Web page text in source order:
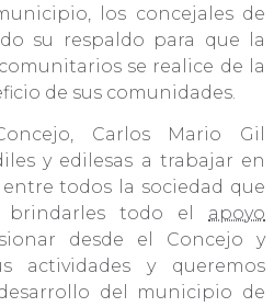
los concejales de
su respaldo para que la
se realice de la
de sus comunidades.
Carlos Mario Gil
y edilesas a trabajar en
todos la sociedad que
brindarles todo el apoyo
desde el Concejo y
actividades y queremos
del municipio de